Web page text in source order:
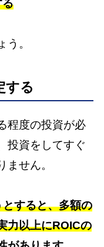
る
。
する
程度の投資が必
投資をしてすぐ
せん。
すると、多額の
力以上にROICの